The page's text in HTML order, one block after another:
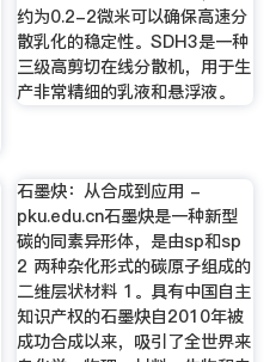
约为0.2-2微米可以确保高速分
散乳化的稳定性。SDH3是一种
三级高剪切在线分散机，用于生
产非常精细的乳液和悬浮液。
石墨炔：从合成到应用 -
pku.edu.cn石墨炔是一种新型
碳的同素异形体，是由sp和sp
2 两种杂化形式的碳原子组成的
二维层状材料 1。具有中国自主
知识产权的石墨炔自2010年被
成功合成以来，吸引了全世界来